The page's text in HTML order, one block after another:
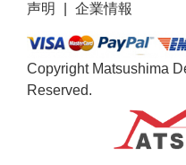
声明
企業情報
Copyright Matsushima
Reserved.